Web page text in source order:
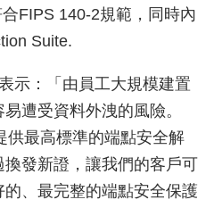
FIPS 140-2規範，同時內
Suite.
示：「由員工大規模建置
遭受資料外洩的風險。
供最高標準的端點安全解
發新證，讓我們的客戶可
、最完整的端點安全保護